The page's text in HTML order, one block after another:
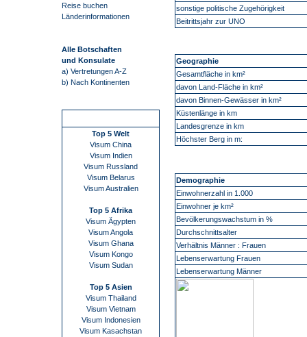
Reise buchen
Länderinformationen
Alle Botschaften
und Konsulate
a) Vertretungen A-Z
b) Nach Kontinenten
Top 5 Welt
Visum China
Visum Indien
Visum Russland
Visum Belarus
Visum Australien
Top 5 Afrika
Visum Ägypten
Visum Angola
Visum Ghana
Visum Kongo
Visum Sudan
Top 5 Asien
Visum Thailand
Visum Vietnam
Visum Indonesien
Visum Kasachstan
sonstige politische Zugehörigkeit
Beitrittsjahr zur UNO
Geographie
Gesamtfläche in km²
davon Land-Fläche in km²
davon Binnen-Gewässer in km²
Küstenlänge in km
Landesgrenze in km
Höchster Berg in m:
Demographie
Einwohnerzahl in 1.000
Einwohner je km²
Bevölkerungswachstum in %
Durchschnittsalter
Verhältnis Männer : Frauen
Lebenserwartung Frauen
Lebenserwartung Männer